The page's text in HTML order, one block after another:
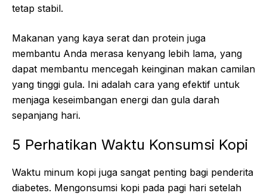
tetap stabil.
Makanan yang kaya serat dan protein juga
membantu Anda merasa kenyang lebih lama, yang
dapat membantu mencegah keinginan makan camilan
yang tinggi gula. Ini adalah cara yang efektif untuk
menjaga keseimbangan energi dan gula darah
sepanjang hari.
5 Perhatikan Waktu Konsumsi Kopi
Waktu minum kopi juga sangat penting bagi penderita
diabetes. Mengonsumsi kopi pada pagi hari setelah